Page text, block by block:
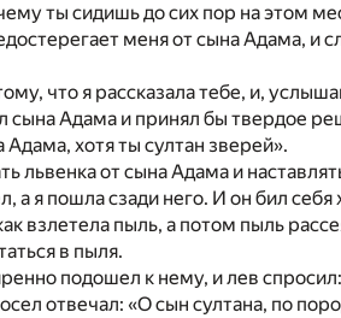
ты сидишь до сих пор на этом
меня от сына Адама, и
что я рассказала тебе, и,
Адама и принял бы твердое
хотя ты султан зверей».
львенка от сына Адама и
а я пошла сзади него. И он бил
взлетела пыль, а потом пыль
в пыля.
подошел к нему, и лев
отвечал: «О сын султана, по